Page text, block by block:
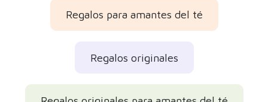
Regalos para amantes del té
Regalos originales